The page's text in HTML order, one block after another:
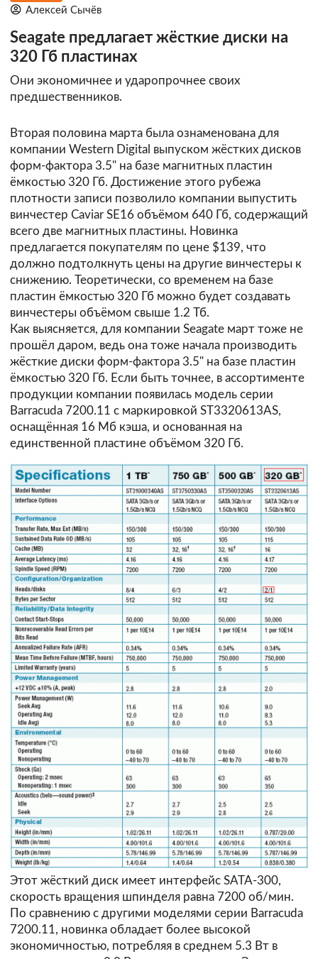
Алексей Сычёв
Seagate предлагает жёсткие диски на
320 Гб пластинах
Они экономичнее и ударопрочнее своих
предшественников.
Вторая половина марта была ознаменована для
компании Western Digital выпуском жёстких дисков
форм-фактора 3.5" на базе магнитных пластин
ёмкостью 320 Гб. Достижение этого рубежа
плотности записи позволило компании выпустить
винчестер Caviar SE16 объёмом 640 Гб, содержащий
всего две магнитных пластины. Новинка
предлагается покупателям по цене $139, что
должно подтолкнуть цены на другие винчестеры к
снижению. Теоретически, со временем на базе
пластин ёмкостью 320 Гб можно будет создавать
винчестеры объёмом свыше 1.2 Тб.
Как выясняется, для компании Seagate март тоже не
прошёл даром, ведь она тоже начала производить
жёсткие диски форм-фактора 3.5" на базе пластин
ёмкостью 320 Гб. Если быть точнее, в ассортименте
продукции компании появилась модель серии
Barracuda 7200.11 с маркировкой ST3320613AS,
оснащённая 16 Мб кэша, и основанная на
единственной пластине объёмом 320 Гб.
Этот жёсткий диск имеет интерфейс SATA-300,
скорость вращения шпинделя равна 7200 об/мин.
По сравнению с другими моделями серии Barracuda
7200.11, новинка обладает более высокой
экономичностью, потребляя в среднем 5.3 Вт в